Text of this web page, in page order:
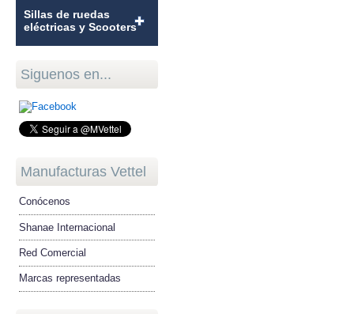
Sillas de ruedas
eléctricas y Scooters
Siguenos en...
Manufacturas Vettel
Conócenos
Shanae Internacional
Red Comercial
Marcas representadas